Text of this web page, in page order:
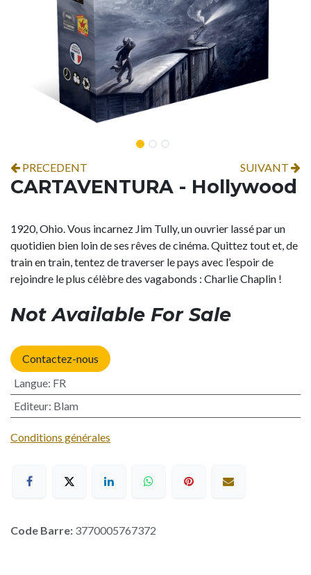
PRECEDENT SUIVANT
CARTAVENTURA - Hollywood
1920, Ohio. Vous incarnez Jim Tully, un ouvrier lassé par un
quotidien bien loin de ses rêves de cinéma. Quittez tout et, de
train en train, tentez de traverser le pays avec l’espoir de
rejoindre le plus célèbre des vagabonds : Charlie Chaplin !
Not Available For Sale
Contactez-nous
Langue: FR
Editeur: Blam
Conditions générales
Code Barre: 3770005767372